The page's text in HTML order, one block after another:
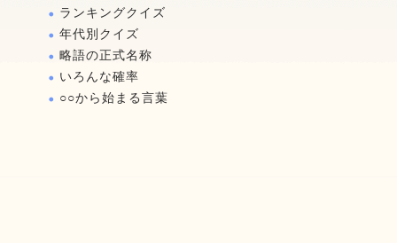
ランキングクイズ
年代別クイズ
略語の正式名称
いろんな確率
○○から始まる言葉